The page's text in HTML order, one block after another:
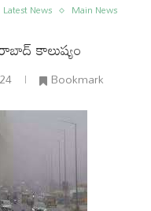
Latest News Main News
కాలుష్యం
Bookmark